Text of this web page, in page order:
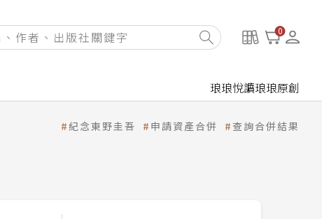
0
琅琅悅讀琅琅原創
紀念東野圭吾 申請資產合併 查詢合併結果